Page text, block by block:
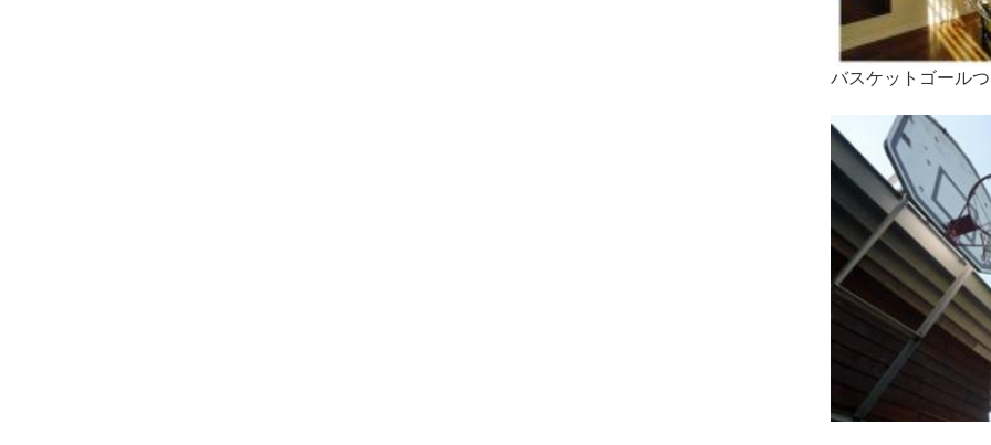
バスケットゴール